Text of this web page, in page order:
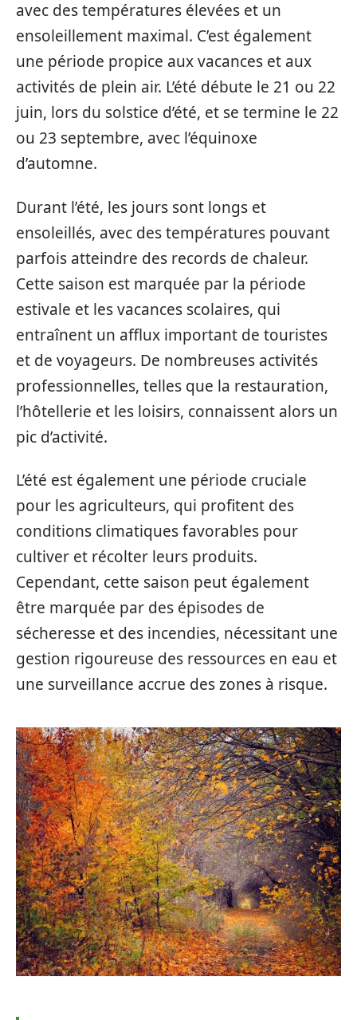
avec des températures élevées et un
ensoleillement maximal. C’est également
une période propice aux vacances et aux
activités de plein air. L’été débute le 21 ou 22
juin, lors du solstice d’été, et se termine le 22
ou 23 septembre, avec l’équinoxe
d’automne.
Durant l’été, les jours sont longs et
ensoleillés, avec des températures pouvant
parfois atteindre des records de chaleur.
Cette saison est marquée par la période
estivale et les vacances scolaires, qui
entraînent un afflux important de touristes
et de voyageurs. De nombreuses activités
professionnelles, telles que la restauration,
l’hôtellerie et les loisirs, connaissent alors un
pic d’activité.
L’été est également une période cruciale
pour les agriculteurs, qui profitent des
conditions climatiques favorables pour
cultiver et récolter leurs produits.
Cependant, cette saison peut également
être marquée par des épisodes de
sécheresse et des incendies, nécessitant une
gestion rigoureuse des ressources en eau et
une surveillance accrue des zones à risque.